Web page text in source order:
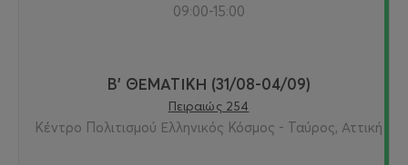
09:00-15:00
Β' ΘΕΜΑΤΙΚΗ (31/08-04/09)
Πειραιώς 254
Κέντρο Πολιτισμού Ελληνικός Κόσμος - Ταύρος, Αττική